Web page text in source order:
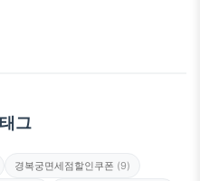
그
경복궁면세점할인쿠폰 (9)